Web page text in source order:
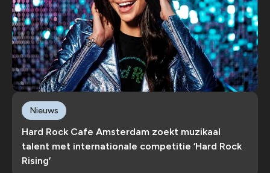
Hard Rock Cafe Amsterdam zoekt muzikaal
talent met internationale competitie ‘Hard Rock
Rising’
Nieuws